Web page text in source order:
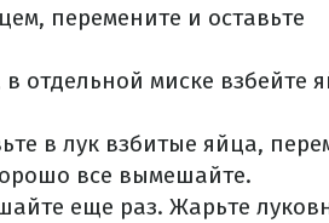
перемените и оставьте
отдельной миске взбейте
в лук взбитые яйца,
все вымешайте.
еще раз. Жарьте